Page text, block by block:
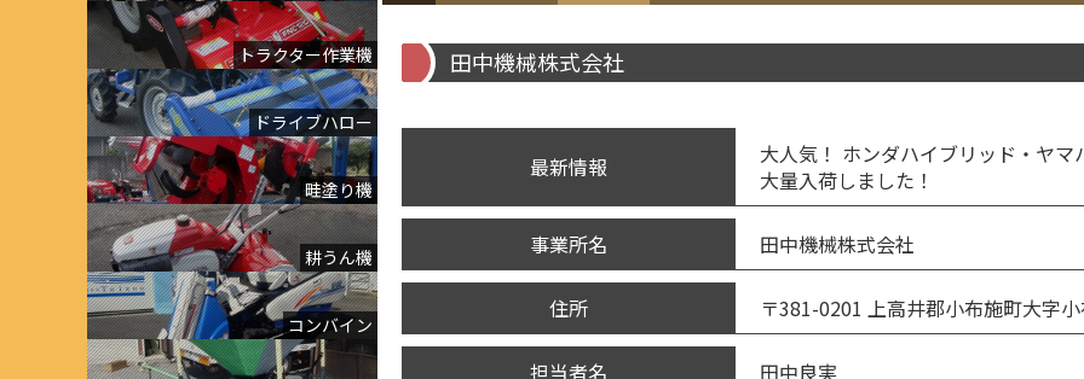
トラクター作業機
ドライブハロー
畦塗り機
耕うん機
コンバイン
田中機械株式会社
最新情報
大人気！ ホンダハイブリッド・ヤ
大量入荷しました！
事業所名 田中機械株式会社
住所 〒381-0201 上高井郡小布施町大字
担当者名 田中良実